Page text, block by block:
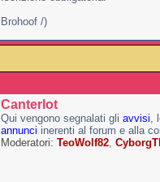
Brohoof /)
Canterlot
Qui vengono segnalati gli avvisi,
annunci inerenti al forum e alla
Moderatori: TeoWolf82,